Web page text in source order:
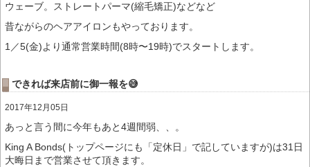
ウェーブ。ストレートパーマ(縮毛矯正)などなど
昔ながらのヘアアイロンもやっております。
1／5(金)より通常営業時間(8時〜19時)でスタートします。
できれば来店前に御一報を😅
2017年12月05日
あっと言う間に今年もあと4週間弱、、。
King A Bonds(トップページにも「定休日」で記していますが)は31日
大晦日まで営業させて頂きます。